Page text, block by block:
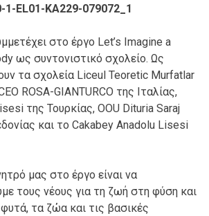
1-EL01-KA229-079072_1
στο έργο Let’s Imagine a
ως συντονιστικό σχολείο. Ως
τα σχολεία Liceul Teoretic Murfatlar
ROSA-GIANTURCO της Ιταλίας,
της Τουρκίας, OOU Dituria Saraj
και το Cakabey Anadolu Lisesi
μας στο έργο είναι να
τους νέους για τη ζωή στη φύση και
τα ζώα και τις βασικές